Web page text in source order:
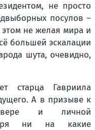
не просто
посулов –
не желая мира и
большей эскалации
шута, очевидно,
старца Гавриила
А в призыве к
вере и личной
ни на какие